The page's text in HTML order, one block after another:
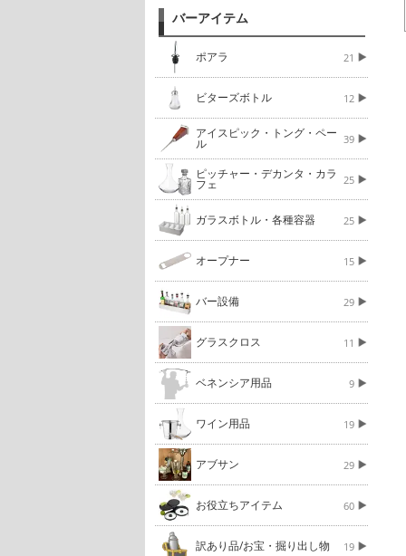
バーアイテム
ポアラ 21
ビターズボトル 12
アイスピック・トング・ペー
ル 39
ピッチャー・デカンタ・カラ
フェ 25
ガラスボトル・各種容器 25
オープナー 15
バー設備 29
グラスクロス 11
ベネンシア用品 9
ワイン用品 19
アブサン 29
お役立ちアイテム 60
訳あり品/お宝・掘り出し物 19